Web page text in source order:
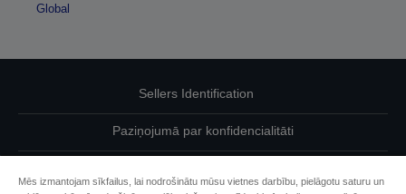
Global
Sellers Identification
Paziņojumā par konfidencialitāti
Mēs izmantojam sīkfailus, lai nodrošinātu mūsu vietnes darbību, pielāgotu saturu un